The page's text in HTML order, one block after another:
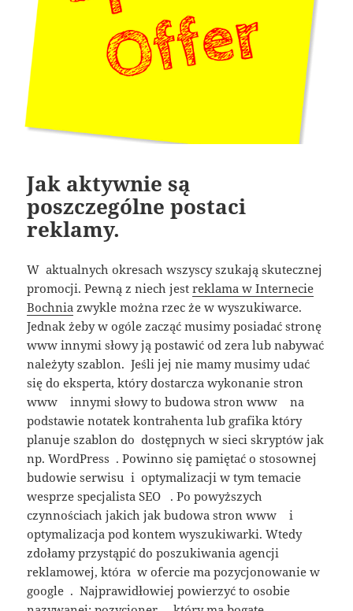
Jak aktywnie są
poszczególne postaci
reklamy.
W aktualnych okresach wszyscy szukają skutecznej
promocji. Pewną z niech jestreklama w Internecie
Bochnia zwykle można rzec że w wyszukiwarce.
Jednak żeby w ogóle zacząć musimy posiadać stronę
www innymi słowy ją postawić od zera lub nabywać
należyty szablon. Jeśli jej nie mamy musimy udać
się do eksperta, który dostarcza wykonanie stron
www innymi słowy to budowa stron www na
podstawie notatek kontrahenta lub grafika który
planuje szablon do dostępnych w sieci skryptów jak
np. WordPress . Powinno się pamiętać o stosownej
budowie serwisu i optymalizacji w tym temacie
wesprze specjalista SEO . Po powyższych
czynnościach jakich jak budowa stron www i
optymalizacja pod kontem wyszukiwarki. Wtedy
zdołamy przystąpić do poszukiwania agencji
reklamowej, która w ofercie ma pozycjonowanie w
google . Najprawidłowiej powierzyć to osobie